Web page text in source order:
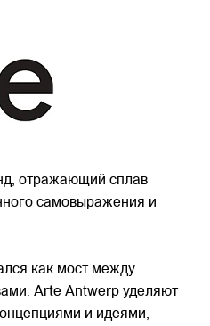
отражающий сплав
самовыражения и
как мост между
Arte Antwerp уделяют
и идеями,